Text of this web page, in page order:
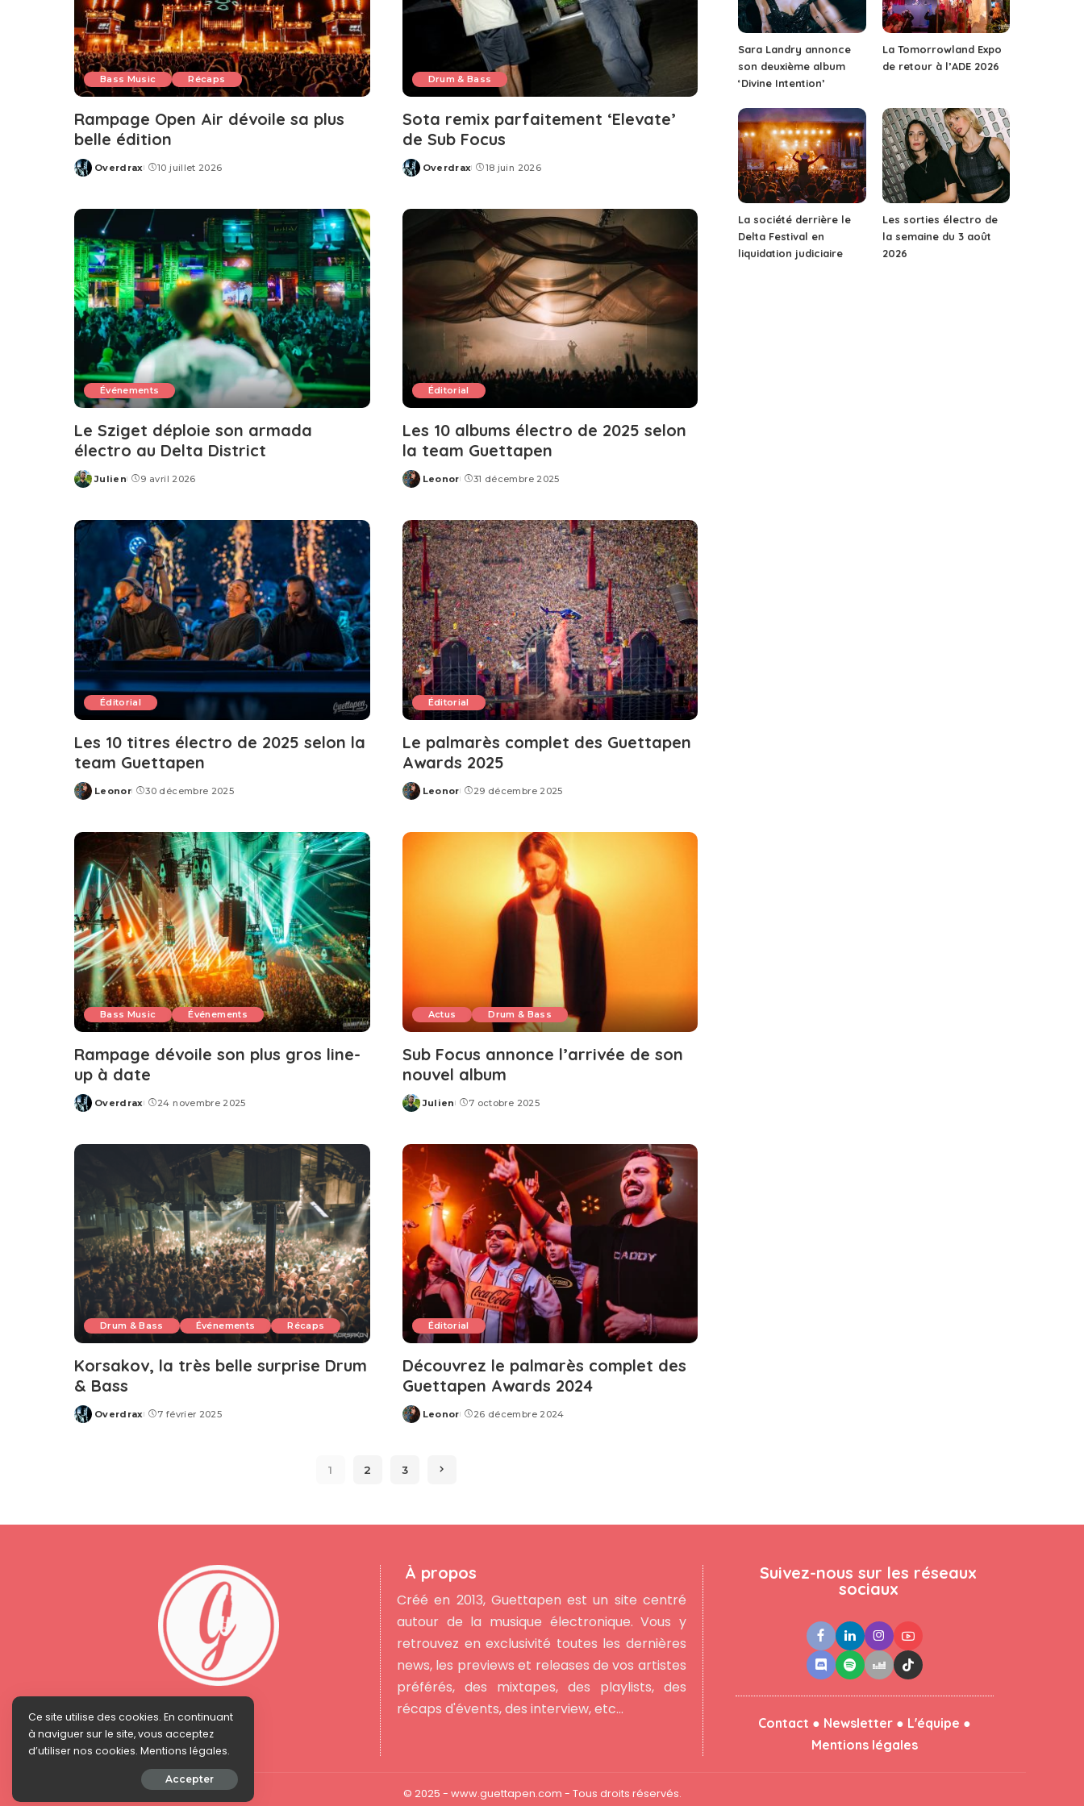
Bass Music Récaps
Rampage Open Air dévoile sa plus
belle édition
Posted
Overdrax 10 juillet 2026
Drum & Bass
Sota remix parfaitement ‘Elevate’
de Sub Focus
Posted
Overdrax 18 juin 2026
Événements
Le Sziget déploie son armada
électro au Delta District
Posted
Julien 9 avril 2026
Éditorial
Les 10 albums électro de 2025 selon
la team Guettapen
Posted
Leonor 31 décembre 2025
Éditorial
Les 10 titres électro de 2025 selon la
team Guettapen
Posted
Leonor 30 décembre 2025
Éditorial
Le palmarès complet des Guettapen
Awards 2025
Posted
Leonor 29 décembre 2025
Bass Music Événements
Rampage dévoile son plus gros line-
up à date
Posted
Overdrax 24 novembre 2025
Actus Drum & Bass
Sub Focus annonce l’arrivée de son
nouvel album
Posted
Julien 7 octobre 2025
Drum & Bass Événements Récaps
Korsakov, la très belle surprise Drum
& Bass
Posted
Overdrax 7 février 2025
Éditorial
Découvrez le palmarès complet des
Guettapen Awards 2024
Posted
Leonor 26 décembre 2024
1 2 3
Sara Landry annonce
son deuxième album
‘Divine Intention’
La Tomorrowland Expo
de retour à l’ADE 2026
La société derrière le
Delta Festival en
liquidation judiciaire
Les sorties électro de
la semaine du 3 août
2026
À propos
Créé en 2013, Guettapen est un site centré
autour de la musique électronique. Vous y
retrouvez en exclusivité toutes les dernières
news, les previews et releases de vos artistes
préférés, des mixtapes, des playlists, des
récaps d'évents, des interview, etc...
Suivez-nous sur les réseaux
sociaux
Contact ● Newsletter ● L'équipe ●
Mentions légales
© 2025 - www.guettapen.com - Tous droits réservés.
Ce site utilise des cookies. En continuant
à naviguer sur le site, vous acceptez
d’utiliser nos cookies. Mentions légales.
Accepter